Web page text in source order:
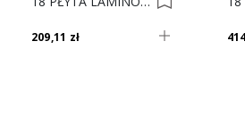
209,11 zł